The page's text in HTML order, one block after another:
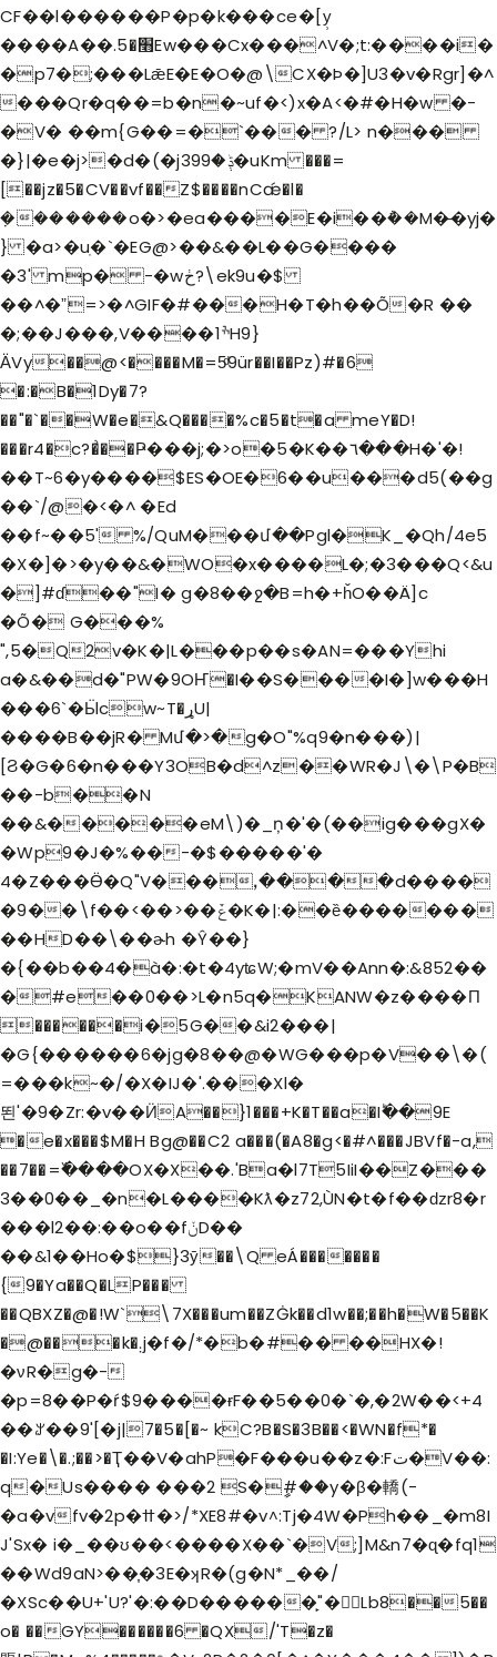
CF��l������P�p�k���ce�[y̹
����A��.׫�5Ew���Cx���^V�;t:����i�
�p7�;���LǣE�E�O�@\CX�Þ�]U3�v�Rgr]�^
���Qr�q��=b�n�~uf�<)x�A<�#�H�w �-
�V� ��m{G��=�`��� ?/L> n���
�}|�e�j>�d�(�jݙ�399�uKm ���=
[��jz�5�CV��vf��Z$����nCǽ�l�
݀�������o�>�ea����E�i��݅��M�̶�yj�
} �a>�uֽ�`�EG@>��&��L��G����
�3' mp� -�wڂ?\ek9u�$
��^�ˮ=>�^GIF�#���H�T�h��Õ�R ��
�;��J���,V����1ׯH9}
ӒVy��@<����M�=5ͩ9ür��I��Pz)#�6
�:�B�1Dy�7?
��"�`��W�e�&Q����%c�5�t�a meY�D!
���r4�c?�͗��Ҏ���j;�>o�5�K��٦���H�'�!
��T~6�y����$ES�OE�6��u���d5(��g
��`/@�<�^ �Ed
��f~��5' %/QuM���մ��Pgl�K_�Qh/4e5
�X�]�>�y��&�WO�x����L�;�3���Q<&u
�]#ɗ��"I� g�8��ջ�B=h�+ȟO��Ä]c
�Õ� G���%
",5�Q2v�K�|L���p��s�AN=���Yhi
a�&��d�"PW�9OҤ�I��S����I�]w���H
���6`�Ӹcw~T�ړU|
����B��jR� Mմ�>�g�O"%q9�n���)|
[Ϩ�G�6�n���Y3OB�d^z��WR�J\�\P�B
��-b��N
��&�����eM\)�_ņ�'�(��ig���gX�
�Wp9�J�%��-�$�����'�
4�Z���Ӫ�Q"V���ꓹ����d����
�9��\f��<��>��ݞ�K�|:��ȅ�������
��HD��\��ɚh �Ŷ��}
�{��b��4�à�:�t�4yʨW;�mV��Ann�:&852��
�#e��0��>L�n5q�KANW�z����П
������i�5G��&i2���|
�G{������6�jg�8��@�WG���p�V��\�(
=���k~�/�X�IJ�'.���Xl�
뙨'�9�Zr:�v��ӤA��}1���+K�T��a�Iؕ��9E
�e�x���$M�H Bg@��C2 a���(�A8�g<�#^���JBVf�-a,
��7��=߰����OX�X��.'Ba�l7T5IiI��Z���
3��0��_�n�L����Kƛ�z72,ÙN�t�f��ǳr8�r
���l2��:��o��fݩD��
��&1��Ho�$}3ӯ��\Q eÁ�������
{9�Ya��Q�LP���
��QBXZ�@�!W`\7X���um��ZĠk��d1w��;��h�W�5��K
�@���k�܄j�f�/*�b�#�� ��HX�!
�νR�g�-
�p=8��P�ŕ$9����ɍF��5��0�`�,�2W��<+4
��ꌎ��9'[�j|7�5�[�~ kC?B�S�3B��<�WN�f*�
�I:Ye�\�.;��>�Ҭ��V�ahP�F���u��z�:Fت�V��:
q�Us���� ���2 S�ީ#��y�β�轎(-
�a�vfv�2p�ߚ�>/*XE8#�v˄:Tj�4W�Ph��_�m8I
J'Sx� i�_��ʊ��<����X��`�V;]M&n7�ɋ�fq1
��Wd9aN>��͎�3E�ʞR�(g�N*_��/
�XSc��U+'U?'�:��D������̙"�񭾷Lb8��5��
o� ��GY������6 �QX/'T�z�